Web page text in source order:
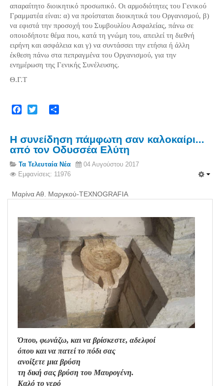
απαραίτητο διοικητικό προσωπικό. Οι αρμοδιότητες του Γενικού
Γραμματέα είναι: α) να προίσταται διοικητικά του Οργανισμού, β)
να εφιστά την προσοχή του Συμβουλίου Ασφαλείας, πάνω σε
οποιοδήποτε θέμα που, κατά τη γνώμη του, απειλεί τη διεθνή
ειρήνη και ασφάλεια και γ) να συντάσσει την ετήσια ή άλλη
έκθεση πάνω στα πεπραγμένα του Οργανισμού, για την
ενημέρωση της Γενικής Συνέλευσης.
Θ.Γ.Τ
Η συνείδηση πάμφωτη σαν καλοκαίρι...
από τον Οδυσσέα Ελύτη
Τα Τελευταία Νέα
04 Αυγούστου 2017
Εμφανίσεις: 11976
Μαρίνα Αθ. Μαργκού-TEXNOGRAFIA
Όπου, φωνάζω, και να βρίσκεστε, αδελφοί
όπου και να πατεί το πόδι σας
ανοίξετε μια βρύση
τη δική σας βρύση του Μαυρογένη.
Καλό το νερό